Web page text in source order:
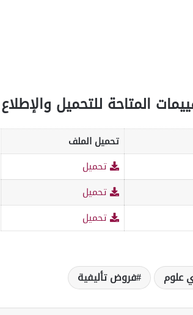
المتاحة للتحميل والإطلاع
تحميل الملف
تحميل
تحميل
تحميل
علوم فروض تأليفية